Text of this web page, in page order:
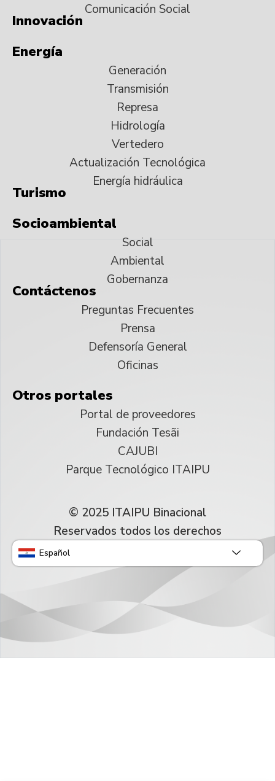
Comunicación Social
Innovación
Energía
Generación
Transmisión
Represa
Hidrología
Vertedero
Actualización Tecnológica
Energía hidráulica
Turismo
Socioambiental
Social
Ambiental
Gobernanza
Contáctenos
Preguntas Frecuentes
Prensa
Defensoría General
Oficinas
Otros portales
Portal de proveedores
Fundación Tesãi
CAJUBI
Parque Tecnológico ITAIPU
© 2025 ITAIPU Binacional
Reservados todos los derechos
Español